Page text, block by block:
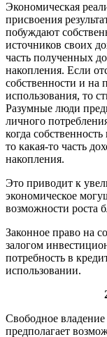
Экономическая
присвоения
побуждают
источников своих
часть полученных
накопления. Если
собственности и на
использования, то
Разумные люди
личного
когда
то какая-то часть
накопления.
Это приводит к
экономическое
возможности роста
Законное право на
залогом
потребность в
использовании.
Свободное
предполагает